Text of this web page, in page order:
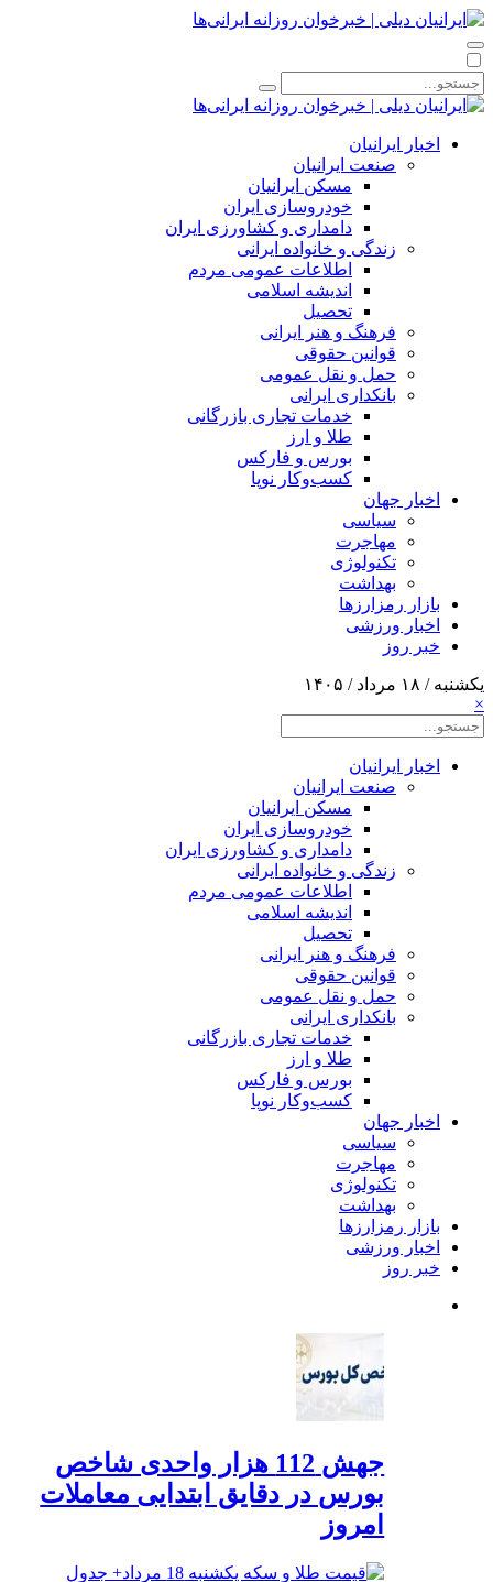
اخبار ایرانیان
صنعت ایرانیان
مسکن ایرانیان
خودروسازی ایران
دامداری و کشاورزی ایران
زندگی و خانواده ایرانی
اطلاعات عمومی مردم
اندیشه اسلامی
تحصیل
فرهنگ و هنر ایرانی
قوانین حقوقی
حمل و نقل عمومی
بانکداری ایرانی
خدمات تجاری بازرگانی
طلا و ارز
بورس و فارکس
کسب‌وکار نوپا
اخبار جهان
سیاسی
مهاجرت
تکنولوژی
بهداشت
بازار رمزارزها
اخبار ورزشی
خبر روز
یکشنبه / ۱۸ مرداد / ۱۴۰۵
×
اخبار ایرانیان
صنعت ایرانیان
مسکن ایرانیان
خودروسازی ایران
دامداری و کشاورزی ایران
زندگی و خانواده ایرانی
اطلاعات عمومی مردم
اندیشه اسلامی
تحصیل
فرهنگ و هنر ایرانی
قوانین حقوقی
حمل و نقل عمومی
بانکداری ایرانی
خدمات تجاری بازرگانی
طلا و ارز
بورس و فارکس
کسب‌وکار نوپا
اخبار جهان
سیاسی
مهاجرت
تکنولوژی
بهداشت
بازار رمزارزها
اخبار ورزشی
خبر روز
جهش 112 هزار واحدی شاخص
بورس در دقایق ابتدایی معاملات
امروز